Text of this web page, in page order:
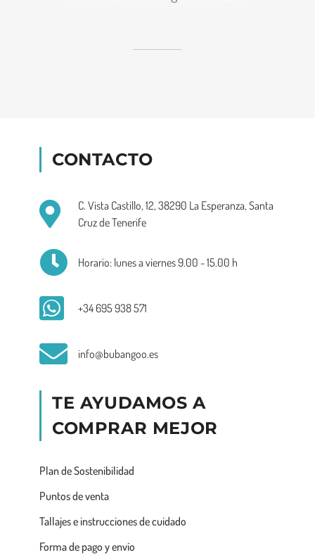
TE AYUDAMOS A
COMPRAR MEJOR
Plan de Sostenibilidad
Puntos de venta
Tallajes e instrucciones de cuidado
Forma de pago y envío
CONTACTO
C. Vista Castillo, 12, 38290 La Esperanza, Santa
Cruz de Tenerife
Horario: lunes a viernes 9.00 - 15.00 h
+34 695 938 571
info@bubangoo.es